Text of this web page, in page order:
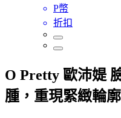
P幣
折扣
O Pretty 歐沛媞
腫，重現緊緻輪廓